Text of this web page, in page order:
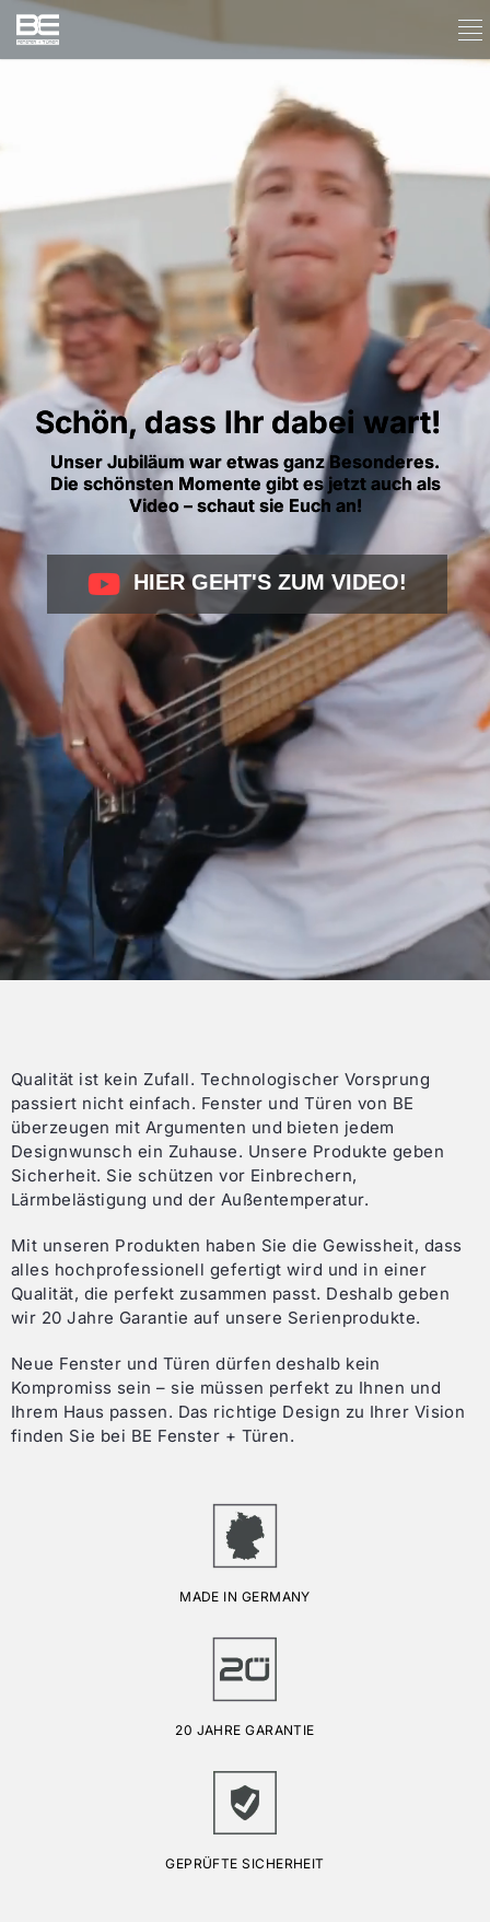
Schön, dass Ihr dabei wart!
Unser Jubiläum war etwas ganz Besonderes.
Die schönsten Momente gibt es jetzt auch als
Video – schaut sie Euch an!
HIER GEHT'S ZUM VIDEO!
Qualität ist kein Zufall. Technologischer Vorsprung
passiert nicht einfach. Fenster und Türen von BE
überzeugen mit Argumenten und bieten jedem
Designwunsch ein Zuhause. Unsere Produkte geben
Sicherheit. Sie schützen vor Einbrechern,
Lärmbelästigung und der Außentemperatur.
Mit unseren Produkten haben Sie die Gewissheit, dass
alles hochprofessionell gefertigt wird und in einer
Qualität, die perfekt zusammen passt. Deshalb geben
wir 20 Jahre Garantie auf unsere Serienprodukte.
Neue Fenster und Türen dürfen deshalb kein
Kompromiss sein – sie müssen perfekt zu Ihnen und
Ihrem Haus passen. Das richtige Design zu Ihrer Vision
finden Sie bei BE Fenster + Türen.
MADE IN GERMANY
20 JAHRE GARANTIE
GEPRÜFTE SICHERHEIT